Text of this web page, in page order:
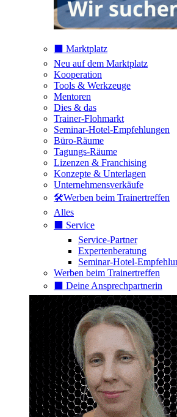
⬛️ Marktplatz
Neu auf dem Marktplatz
Kooperation
Tools & Werkzeuge
Mentoren
Dies & das
Trainer-Flohmarkt
Seminar-Hotel-Empfehlungen
Büro-Räume
Tagungs-Räume
Lizenzen & Franchising
Konzepte & Unterlagen
Unternehmensverkäufe
🛠️Werben beim Trainertreffen
Alles
⬛️ Service
Service-Partner
Expertenberatung
Seminar-Hotel-
Werben beim Trainertreffen
⬛️ Deine Ansprechpartnerin